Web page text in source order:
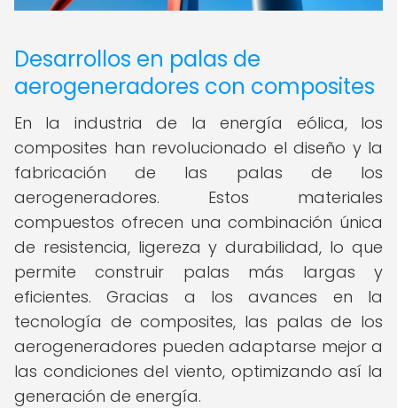
Desarrollos en palas de
aerogeneradores con composites
En la industria de la energía eólica, los
composites han revolucionado el diseño y la
fabricación de las palas de los
aerogeneradores. Estos materiales
compuestos ofrecen una combinación única
de resistencia, ligereza y durabilidad, lo que
permite construir palas más largas y
eficientes. Gracias a los avances en la
tecnología de composites, las palas de los
aerogeneradores pueden adaptarse mejor a
las condiciones del viento, optimizando así la
generación de energía.